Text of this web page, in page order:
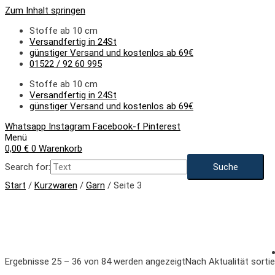
Zum Inhalt springen
Stoffe ab 10 cm
Versandfertig in 24St
günstiger Versand und kostenlos ab 69€
01522 / 92 60 995
Stoffe ab 10 cm
Versandfertig in 24St
günstiger Versand und kostenlos ab 69€
Whatsapp Instagram Facebook-f Pinterest
Menü
0,00 € 0 Warenkorb
Search for:
Start / Kurzwaren / Garn / Seite 3
Ergebnisse 25 – 36 von 84 werden angezeigtNach Aktualität